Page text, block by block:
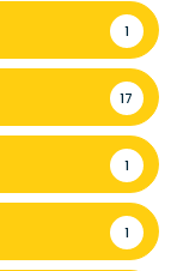
1
17
1
1